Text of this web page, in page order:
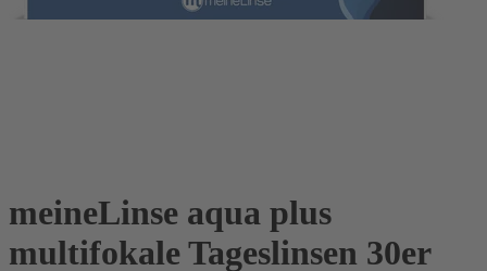
meineLinse aqua plus
multifokale Tageslinsen 30er